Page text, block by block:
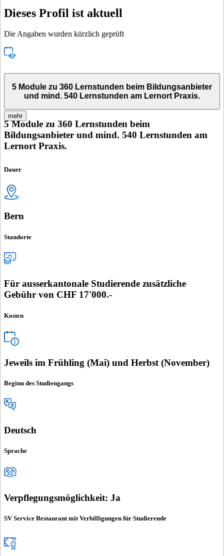
Dieses Profil ist aktuell
Die Angaben wurden kürzlich geprüft
5 Module zu 360 Lernstunden beim Bildungsanbieter
und mind. 540 Lernstunden am Lernort Praxis.
mehr
5 Module zu 360 Lernstunden beim
Bildungsanbieter und mind. 540 Lernstunden am
Lernort Praxis.
Dauer
Bern
Standorte
Für ausserkantonale Studierende zusätzliche
Gebühr von CHF 17'000.-
Kosten
Jeweils im Frühling (Mai) und Herbst (November)
Beginn des Studiengangs
Deutsch
Sprache
Verpflegungsmöglichkeit: Ja
SV Service Restaurant mit Verbilligungen für Studierende